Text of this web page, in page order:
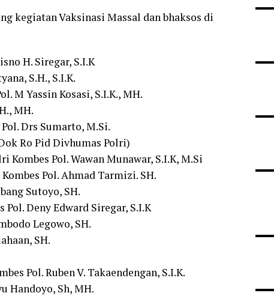
kegiatan Vaksinasi Massal dan bhaksos di
H. Siregar, S.I.K
S.H., S.I.K.
M Yassin Kosasi, S.I.K., MH.
MH.
Drs Sumarto, M.Si.
Ro Pid Divhumas Polri)
Pol. Wawan Munawar, S.I.K, M.Si
Pol. Ahmad Tarmizi. SH.
Sutoyo, SH.
Deny Edward Siregar, S.I.K
Legowo, SH.
SH.
Pol. Ruben V. Takaendengan, S.I.K.
Handoyo, Sh, MH.